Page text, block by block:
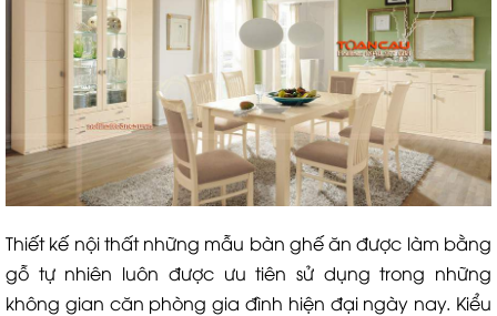
Thiết kế nội thất những mẫu bàn ghế ăn được làm bằng
gỗ tự nhiên luôn được ưu tiên sử dụng trong những
không gian căn phòng gia đình hiện đại ngày nay. Kiểu